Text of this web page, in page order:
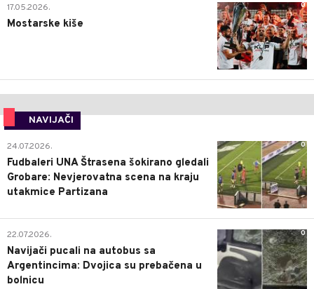
0
17.05.2026.
Mostarske kiše
NAVIJAČI
0
24.07.2026.
Fudbaleri UNA Štrasena šokirano gledali
Grobare: Nevjerovatna scena na kraju
utakmice Partizana
0
22.07.2026.
Navijači pucali na autobus sa
Argentincima: Dvojica su prebačena u
bolnicu